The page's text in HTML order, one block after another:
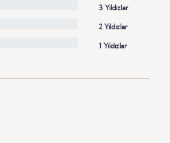
3 Yıldızlar
2 Yıldızlar
1 Yıldızlar